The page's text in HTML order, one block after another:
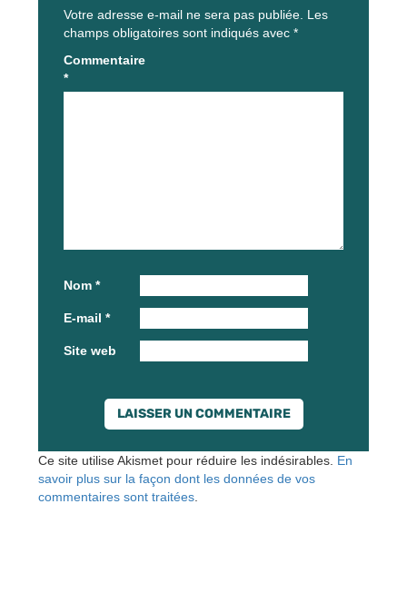
Votre adresse e-mail ne sera pas publiée. Les
champs obligatoires sont indiqués avec *
Commentaire
*
Nom *
E-mail *
Site web
Ce site utilise Akismet pour réduire les indésirables. En
savoir plus sur la façon dont les données de vos
commentaires sont traitées